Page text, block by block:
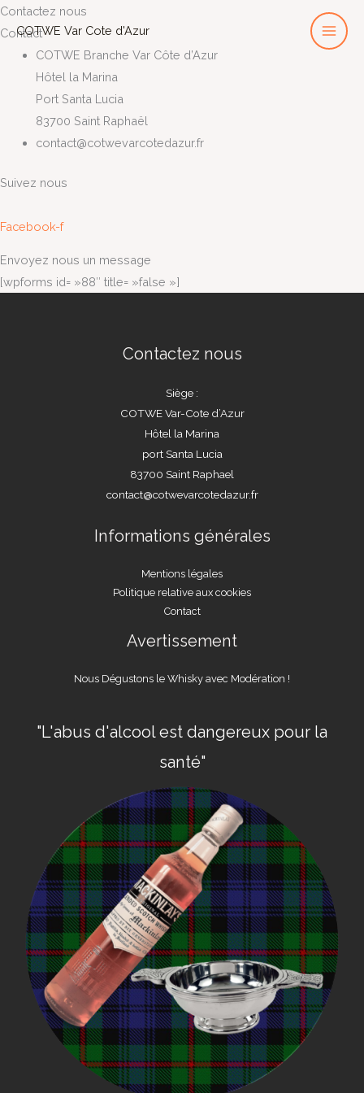
Aller
au
contenu
COTWE Var Cote d'Azur
Contactez nous
Contact
COTWE Branche Var Côte d’Azur
Hôtel la Marina
Port Santa Lucia
83700 Saint Raphaël
contact@cotwevarcotedazur.fr
Suivez nous
Facebook-f
Envoyez nous un message
[wpforms id= »88″ title= »false »]
Contactez nous
Siège :
COTWE Var-Cote d’Azur
Hôtel la Marina
port Santa Lucia
83700 Saint Raphael
contact@cotwevarcotedazur.fr
Informations générales
Mentions légales
Politique relative aux cookies
Contact
Avertissement
Nous Dégustons le Whisky avec Modération !
"L'abus d'alcool est dangereux pour la
santé"